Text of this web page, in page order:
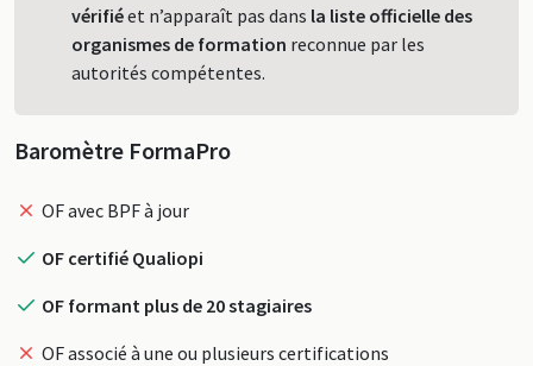
vérifiéet n’apparaît pas dans la liste officielle des
organismes de formation reconnue par les
autorités compétentes.
Baromètre FormaPro
OF avec BPF à jour
OF certifié Qualiopi
OF formant plus de 20 stagiaires
OF associé à une ou plusieurs certifications